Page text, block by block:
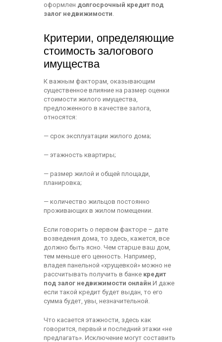
оформлен долгосрочный кредит под
залог недвижимости
Критерии, определяющие
стоимость залогового
имущества
К важным факторам, оказывающим
существенное влияние на размер оценки
стоимости жилого имущества,
предложенного в качестве залога,
относятся:
— срок эксплуатации жилого дома;
— этажность квартиры;
— размер жилой и общей площади,
планировка;
— количество жильцов постоянно
проживающих в жилом помещении.
Если говорить о первом факторе – дате
возведения дома, то здесь, кажется, все
должно быть ясно. Чем старше ваш дом,
тем меньше его ценность. Например,
владея панельной «хрущевкой» можно не
рассчитывать получить в банке кредит
под залог недвижимости онлайн .И даже
если такой кредит будет выдан, то его
сумма будет, увы, незначительной.
Что касается этажности, здесь как
говорится, первый и последний этажи «не
предлагать». Исключение могут составить